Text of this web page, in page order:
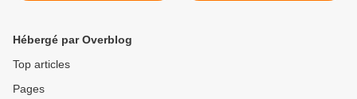
Hébergé par Overblog
Top articles
Pages